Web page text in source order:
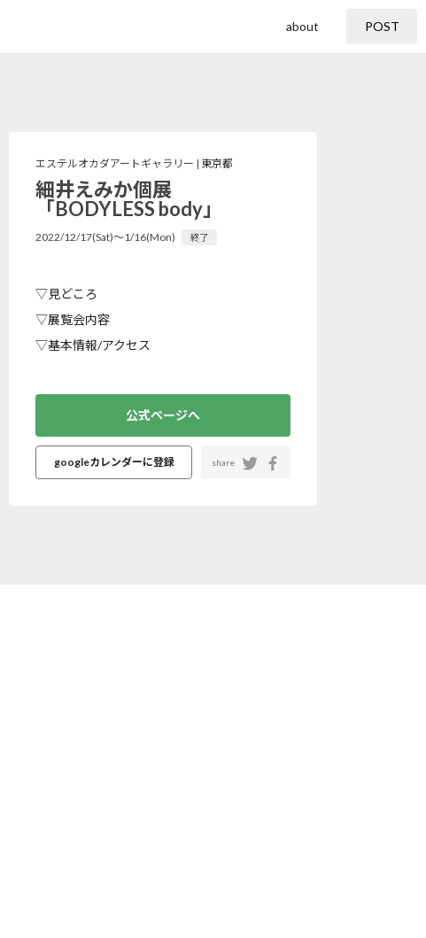
about POST
エステルオカダアートギャラリー | 東京都
細井えみか個展
「BODYLESS body」
2022/12/17(Sat)〜1/16(Mon) 終了
▽見どころ
▽展覧会内容
▽基本情報/アクセス
公式ページへ
googleカレンダーに登録 share